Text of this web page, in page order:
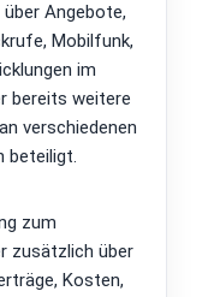
Angebote,
Mobilfunk,
im
bereits weitere
verschiedenen
beteiligt.
zum
zusätzlich über
Kosten,